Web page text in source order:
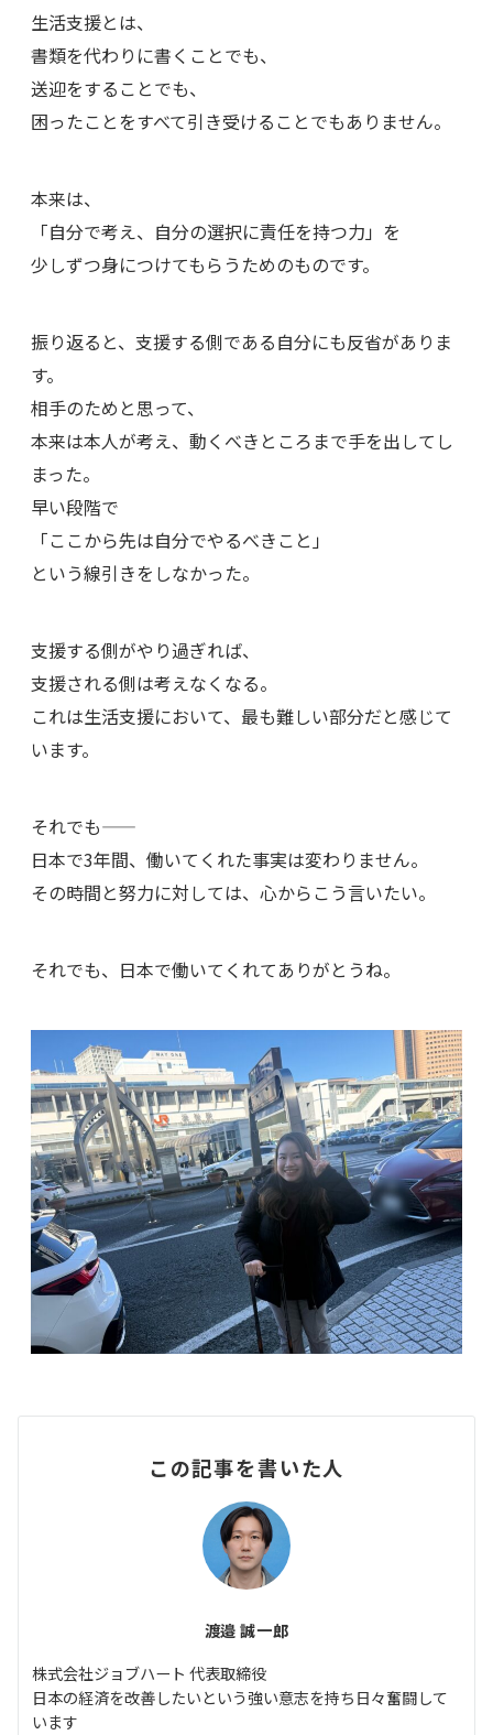
生活支援とは、
書類を代わりに書くことでも、
送迎をすることでも、
困ったことをすべて引き受けることでもありません。
本来は、
「自分で考え、自分の選択に責任を持つ力」を
少しずつ身につけてもらうためのものです。
振り返ると、支援する側である自分にも反省がありま
す。
相手のためと思って、
本来は本人が考え、動くべきところまで手を出してし
まった。
早い段階で
「ここから先は自分でやるべきこと」
という線引きをしなかった。
支援する側がやり過ぎれば、
支援される側は考えなくなる。
これは生活支援において、最も難しい部分だと感じて
います。
それでも――
日本で3年間、働いてくれた事実は変わりません。
その時間と努力に対しては、心からこう言いたい。
それでも、日本で働いてくれてありがとうね。
この記事を書いた人
渡邉 誠一郎
株式会社ジョブハート 代表取締役
日本の経済を改善したいという強い意志を持ち日々奮闘して
います